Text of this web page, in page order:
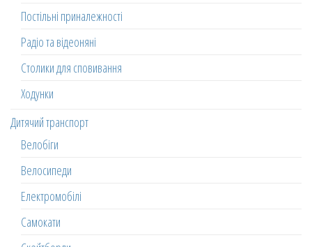
Постільні приналежності
Радіо та відеоняні
Столики для сповивання
Ходунки
Дитячий транспорт
Велобіги
Велосипеди
Електромобілі
Самокати